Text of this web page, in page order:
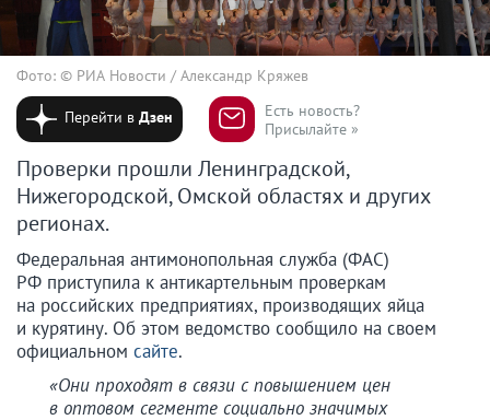
Фото: © РИА Новости / Александр Кряжев
Перейти вДзен
Есть новость?
Присылайте »
Проверки прошли Ленинградской,
Нижегородской, Омской областях и других
регионах.
Федеральная антимонопольная служба (ФАС)
РФ приступила к антикартельным проверкам
на российских предприятиях, производящих яйца
и курятину. Об этом ведомство сообщило на своем
официальном сайте.
«Они проходят в связи с повышением цен
в оптовом сегменте социально значимых